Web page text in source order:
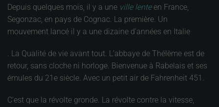
Depuis quelques mois, il y a une ville lenteen France,
Segonzac, en pays de Cognac. La première. Un
mouvement lancé il y a une dizaine d’années en Italie
. La Qualité de vie avant tout. L’abbaye de Thélème est de
retour, sans cloche ni horloge. Bienvenue à Rabelais et ses
émules du 21e siècle. Avec un petit air de Fahrenheit 451.
C’est que la révolte gronde. La révolte contre la vitesse,